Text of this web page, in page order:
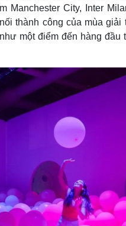
Manchester City, Inter
thành công của mùa
một điểm đến hàng đầu